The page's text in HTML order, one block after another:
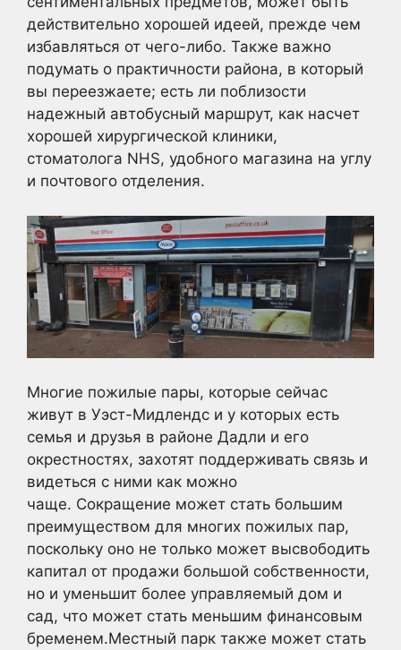
действительно хорошей идеей, прежде чем
избавляться от чего-либо. Также важно
подумать о практичности района, в который
вы переезжаете; есть ли поблизости
надежный автобусный маршрут, как насчет
хорошей хирургической клиники,
стоматолога NHS, удобного магазина на углу
и почтового отделения.
Многие пожилые пары, которые сейчас
живут в Уэст-Мидлендс и у которых есть
семья и друзья в районе Дадли и его
окрестностях, захотят поддерживать связь и
видеться с ними как можно
чаще. Сокращение может стать большим
преимуществом для многих пожилых пар,
поскольку оно не только может высвободить
капитал от продажи большой собственности,
но и уменьшит более управляемый дом и
сад, что может стать меньшим финансовым
бременем.Местный парк также может стать